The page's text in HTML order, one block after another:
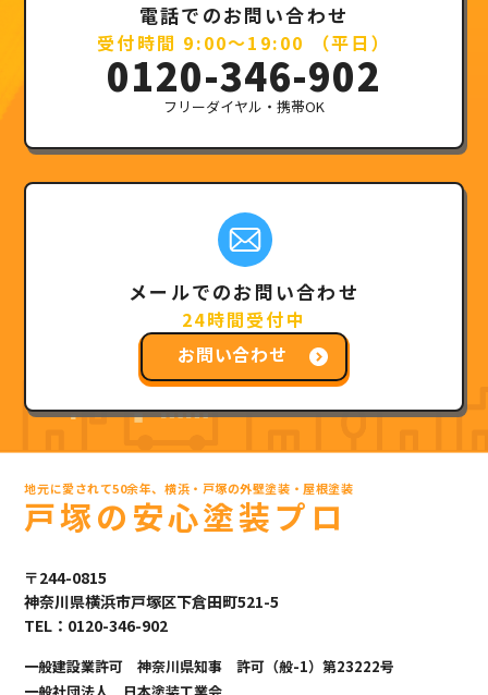
電話でのお問い合わせ
受付時間 9:00～19:00 （平日）
0120-346-902
フリーダイヤル・携帯OK
メールでのお問い合わせ
24時間受付中
お問い合わせ
地元に愛されて50余年、横浜・戸塚の外壁塗装・屋根塗装
戸塚の安心塗装プロ
〒244-0815
神奈川県横浜市戸塚区下倉田町521-5
TEL：0120-346-902
一般建設業許可 神奈川県知事 許可（般-1）第23222号